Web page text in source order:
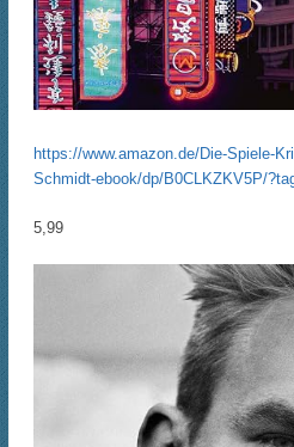
https://www.amazon.de/Die-Spiele-
Schmidt-ebook/dp/B0CLKZKV5P/
5,99